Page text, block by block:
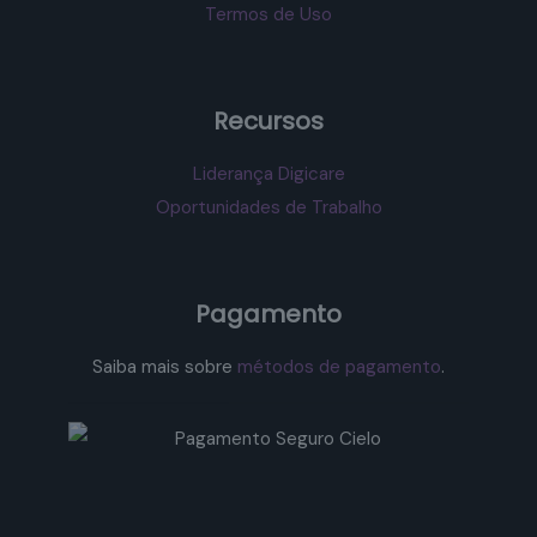
Termos de Uso
Recursos
Liderança Digicare
Oportunidades de Trabalho
Pagamento
Saiba mais sobre métodos de pagamento.